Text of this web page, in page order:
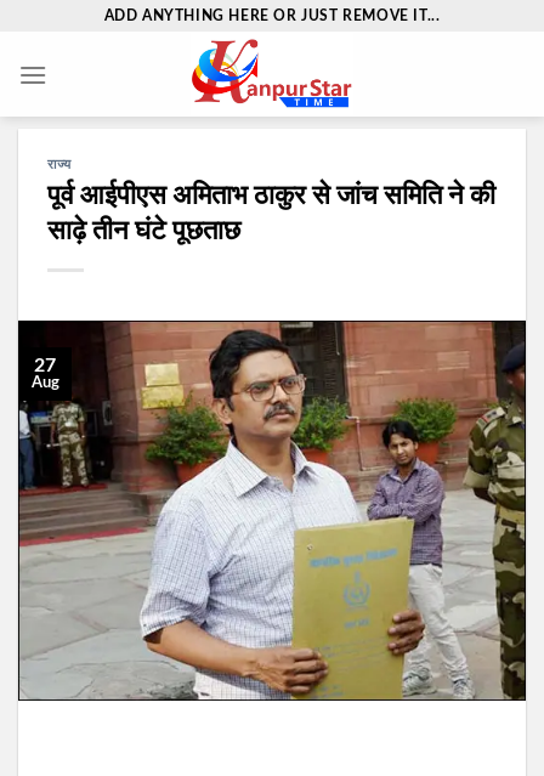
content
ADD ANYTHING HERE OR JUST REMOVE IT...
राज्य
पूर्व आईपीएस अमिताभ ठाकुर से जांच समिति ने की
साढ़े तीन घंटे पूछताछ
27
Aug